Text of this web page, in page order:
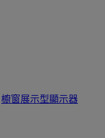
櫥窗展示型顯示器